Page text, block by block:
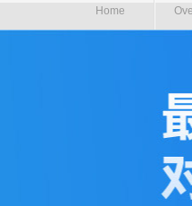
Home